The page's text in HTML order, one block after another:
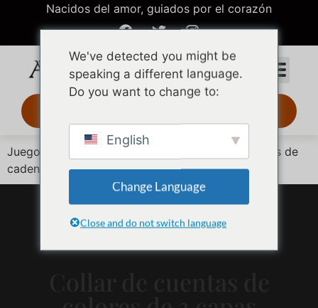
Nacidos del amor, guiados por el corazón
Juego de eslabones de oro apilados con tres tipos de
cadena
We've detected you might be
speaking a different language.
Do you want to change to:
English
Change Language
Close and do not switch language